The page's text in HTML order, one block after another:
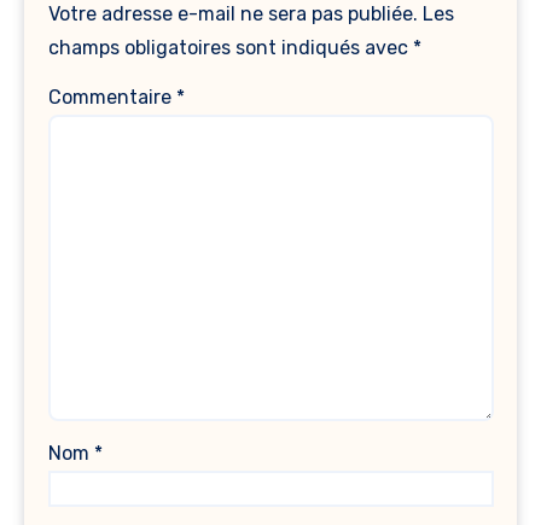
Votre adresse e-mail ne sera pas publiée. Les
champs obligatoires sont indiqués avec *
Commentaire *
Nom *